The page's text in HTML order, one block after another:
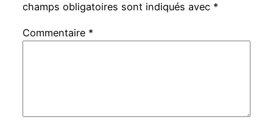
champs obligatoires sont indiqués avec *
Commentaire *